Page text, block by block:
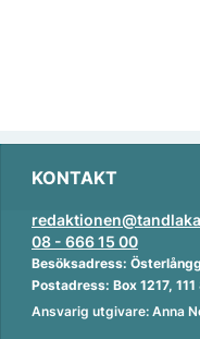
KONTAKT
08 - 666 15 00
Besöksadress:
Postadress: Box 1217,
Ansvarig utgivare: Anna